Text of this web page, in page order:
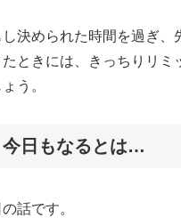
決められた時間を過ぎ、
ときには、きっちりリミ
う。
今日もなるとは…
話です。